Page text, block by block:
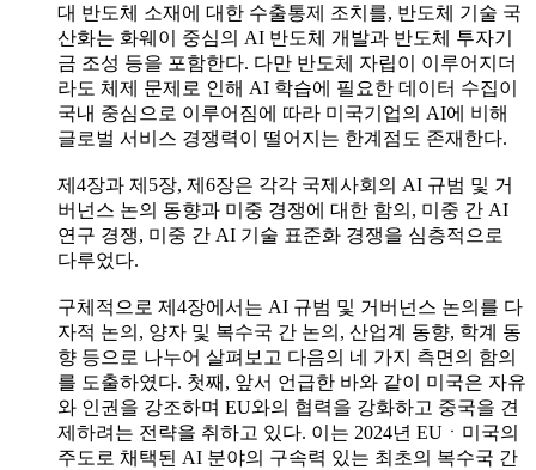
대 반도체 소재에 대한 수출통제 조치를, 반도체 기술 국
산화는 화웨이 중심의 AI 반도체 개발과 반도체 투자기
금 조성 등을 포함한다. 다만 반도체 자립이 이루어지더
라도 체제 문제로 인해 AI 학습에 필요한 데이터 수집이
국내 중심으로 이루어짐에 따라 미국기업의 AI에 비해
글로벌 서비스 경쟁력이 떨어지는 한계점도 존재한다.
제4장과 제5장, 제6장은 각각 국제사회의 AI 규범 및 거
버넌스 논의 동향과 미중 경쟁에 대한 함의, 미중 간 AI
연구 경쟁, 미중 간 AI 기술 표준화 경쟁을 심층적으로
다루었다.
구체적으로 제4장에서는 AI 규범 및 거버넌스 논의를 다
자적 논의, 양자 및 복수국 간 논의, 산업계 동향, 학계 동
향 등으로 나누어 살펴보고 다음의 네 가지 측면의 함의
를 도출하였다. 첫째, 앞서 언급한 바와 같이 미국은 자유
와 인권을 강조하며 EU와의 협력을 강화하고 중국을 견
제하려는 전략을 취하고 있다. 이는 2024년 EUㆍ미국의
주도로 채택된 AI 분야의 구속력 있는 최초의 복수국 간